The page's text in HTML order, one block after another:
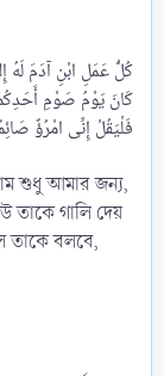
كُلُّ عَمَلِ ابْنِ آدَمَ لَهُ
كَانَ يَوْمُ صَوْمِ
শুধু আমার জন্য,
তাকে গালি দেয়
তাকে বলবে,